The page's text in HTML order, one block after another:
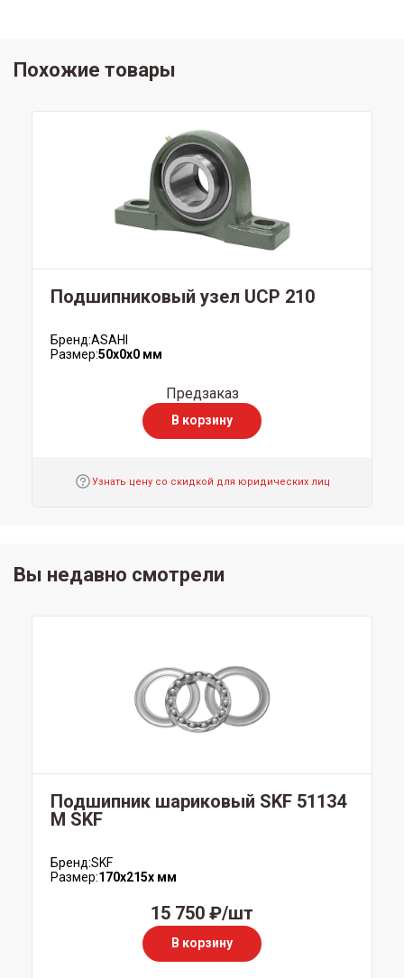
Похожие товары
Подшипниковый узел UCP 210
Бренд:ASAHI
Размер:50x0x0 мм
Предзаказ
В корзину
Узнать цену со скидкой для юридических лиц
Вы недавно смотрели
Подшипник шариковый SKF 51134
M SKF
Бренд:SKF
Размер:170x215x мм
15 750 ₽/шт
В корзину